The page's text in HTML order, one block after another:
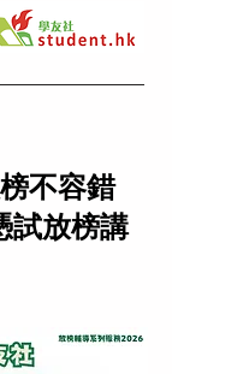
不容錯
試放榜講